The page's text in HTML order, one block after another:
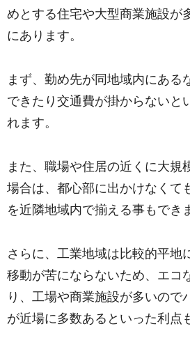
めとする住宅や大型商業施設が
にあります。
まず、勤め先が同地域内にある
できたり交通費が掛からないと
れます。
また、職場や住居の近くに大規
場合は、都心部に出かけなくて
を近隣地域内で揃える事もでき
さらに、工業地域は比較的平地
移動が苦にならないため、エコ
り、工場や商業施設が多いので
が近場に多数あるといった利点